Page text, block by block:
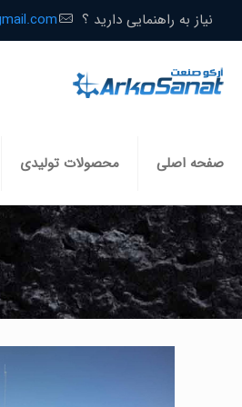
نیاز به راهنمایی دارید ؟
صفحه اصلی محصولات تولیدی